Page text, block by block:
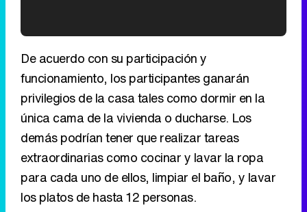
De acuerdo con su participación y
funcionamiento, los participantes ganarán
privilegios de la casa tales como dormir en la
única cama de la vivienda o ducharse. Los
demás podrían tener que realizar tareas
extraordinarias como cocinar y lavar la ropa
para cada uno de ellos, limpiar el baño, y lavar
los platos de hasta 12 personas.